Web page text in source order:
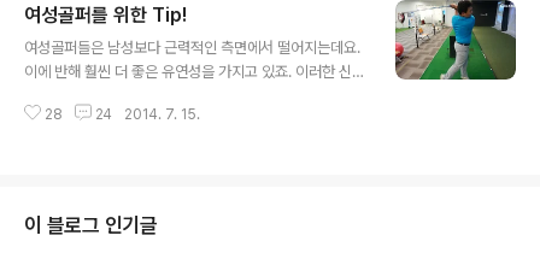
경을 쓸 필요가 있답니다. 그러면 좋은 유연성에 골프스윙
중요한 부분의 신체적 능력 향상이 되면 원하는 비거리, 멋
지고 예쁜 스윙을 완성 할 수 있을 것 같아요. 여성골퍼를
비거리, 좋은 스윙 만들자 1. 짐볼로 연습하기 짐볼을 통해
여성골퍼를 위한 Tip!
여성골퍼들은 남성보다 근력적인 측면에서 떨어지는데요.
이에 반해 훨씬 더 좋은 유연성을 가지고 있죠. 이러한 신체
리를 낼 수 있다고 하는데요! 여성골퍼를 위한 스윙 Tip 알
스윙은 4분의 3박자로 예를 들어 '하나, 둘, 셋' 박자로 스
윙을 한다면, 하나에 테이크백 시작, 두~울에 백스윙 탑, 탑
28 24 2014. 7. 15.
이 블로그 인기글